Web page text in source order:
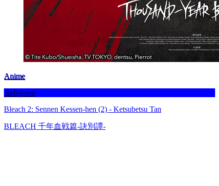
Anime
Befejezett
Bleach 2: Sennen Kessen-hen (2) - Ketsubetsu Tan
BLEACH 千年血戦篇-訣別譚-